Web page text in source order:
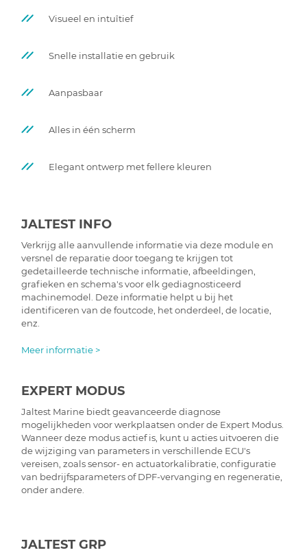
Visueel en intuîtief
Snelle installatie en gebruik
Aanpasbaar
Alles in één scherm
Elegant ontwerp met fellere kleuren
JALTEST INFO
Verkrijg alle aanvullende informatie via deze module en
versnel de reparatie door toegang te krijgen tot
gedetailleerde technische informatie, afbeeldingen,
grafieken en schema's voor elk gediagnosticeerd
machinemodel. Deze informatie helpt u bij het
identificeren van de foutcode, het onderdeel, de locatie,
enz.
Meer informatie >
EXPERT MODUS
Jaltest Marine biedt geavanceerde diagnose
mogelijkheden voor werkplaatsen onder de Expert Modus.
Wanneer deze modus actief is, kunt u acties uitvoeren die
de wijziging van parameters in verschillende ECU's
vereisen, zoals sensor- en actuatorkalibratie, configuratie
van bedrijfsparameters of DPF-vervanging en regeneratie,
onder andere.
JALTEST GRP